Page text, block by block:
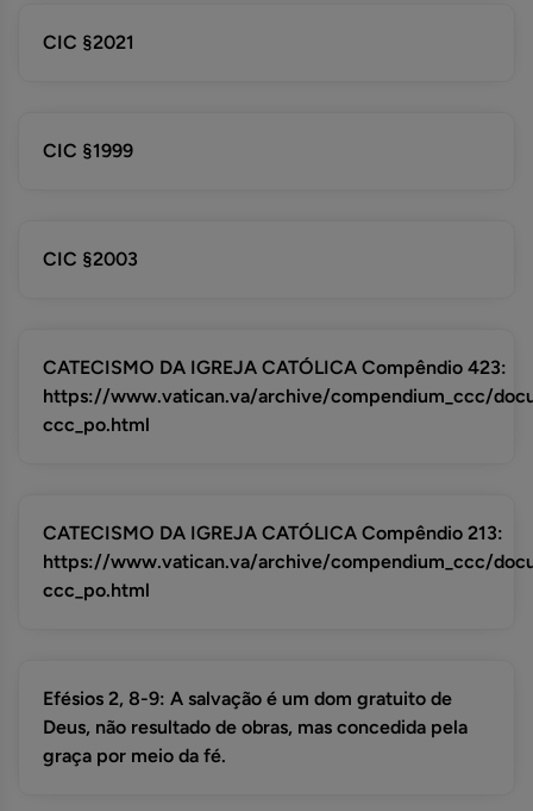
CIC §2021
CIC §1999
CIC §2003
CATECISMO DA IGREJA CATÓLICA Compêndio 423:
https://www.vatican.va/archive/compendium_ccc/
ccc_po.html
CATECISMO DA IGREJA CATÓLICA Compêndio 213:
https://www.vatican.va/archive/compendium_ccc/
ccc_po.html
Efésios 2, 8-9: A salvação é um dom gratuito de
Deus, não resultado de obras, mas concedida pela
graça por meio da fé.